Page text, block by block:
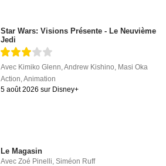
Star Wars: Visions Présente - Le Neuvième
Jedi
Avec Kimiko Glenn,Andrew Kishino, Masi Oka
Action,Animation
5 août 2026 sur Disney+
Le Magasin
AvecZoé Pinelli ,Siméon Ruff